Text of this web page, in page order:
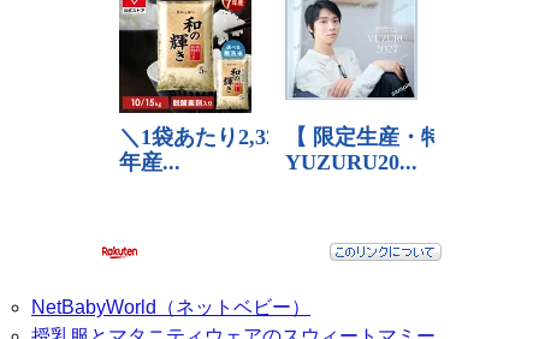
NetBabyWorld（ネットベビー）